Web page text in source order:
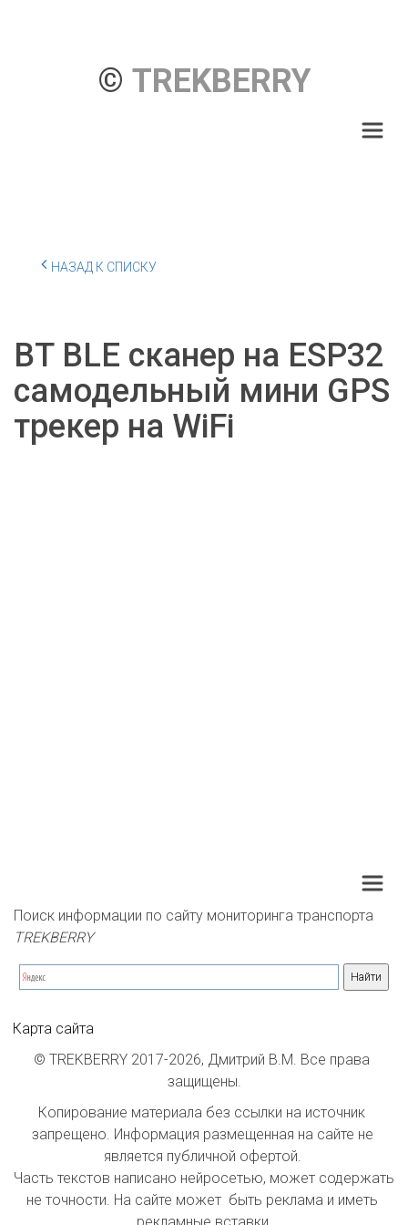
© TREKBERRY
НАЗАД К СПИСКУ
BT BLE сканер на ESP32
самодельный мини GPS
трекер на WiFi
Поиск информации по сайту мониторинга транспорта
TREKBERRY
Карта сайта
© TREKBERRY 2017-2026, Дмитрий В.М. Все права
защищены.
Копирование материала без ссылки на источник
запрещено. Информация размещенная на сайте не
является публичной офертой.
Часть текстов написано нейросетью, может содержать
не точности. На сайте может  быть реклама и иметь